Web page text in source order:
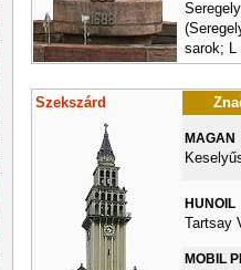
sarok; L
Szekszárd
MAGAN
HUNOIL
Tartsay
MOBIL